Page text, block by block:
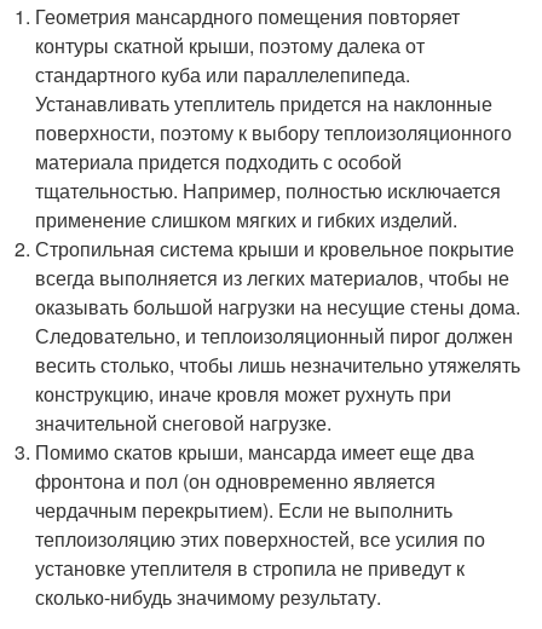
Геометрия мансардного помещения повторяет
контуры скатной крыши, поэтому далека от
стандартного куба или параллелепипеда.
Устанавливать утеплитель придется на наклонные
поверхности, поэтому к выбору теплоизоляционного
материала придется подходить с особой
тщательностью. Например, полностью исключается
применение слишком мягких и гибких изделий.
Стропильная система крыши и кровельное покрытие
всегда выполняется из легких материалов, чтобы не
оказывать большой нагрузки на несущие стены дома.
Следовательно, и теплоизоляционный пирог должен
весить столько, чтобы лишь незначительно утяжелять
конструкцию, иначе кровля может рухнуть при
значительной снеговой нагрузке.
Помимо скатов крыши, мансарда имеет еще два
фронтона и пол (он одновременно является
чердачным перекрытием). Если не выполнить
теплоизоляцию этих поверхностей, все усилия по
установке утеплителя в стропила не приведут к
сколько-нибудь значимому результату.